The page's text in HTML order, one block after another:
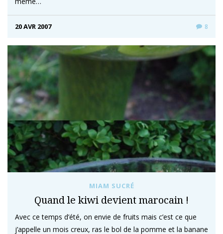
20 AVR 2007 8
MIAM SUCRÉ
Quand le kiwi devient marocain !
Avec ce temps d’été, on envie de fruits mais c’est ce que
j’appelle un mois creux, ras le bol de la pomme et la banane